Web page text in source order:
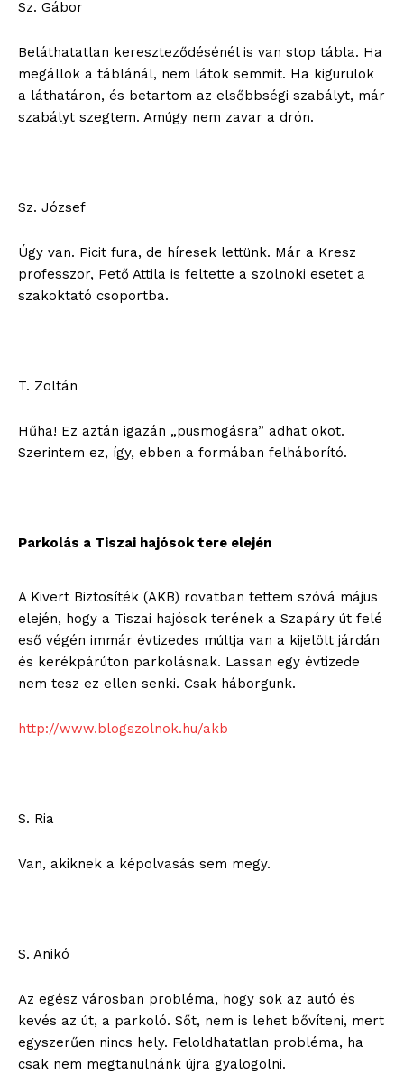
Sz. Gábor
Beláthatatlan kereszteződésénél is van stop tábla. Ha
megállok a táblánál, nem látok semmit. Ha kigurulok
a láthatáron, és betartom az elsőbbségi szabályt, már
szabályt szegtem. Amúgy nem zavar a drón.
Sz. József
Úgy van. Picit fura, de híresek lettünk. Már a Kresz
professzor, Pető Attila is feltette a szolnoki esetet a
szakoktató csoportba.
T. Zoltán
Hűha! Ez aztán igazán „pusmogásra” adhat okot.
Szerintem ez, így, ebben a formában felháborító.
Parkolás a Tiszai hajósok tere elején
A Kivert Biztosíték (AKB) rovatban tettem szóvá május
elején, hogy a Tiszai hajósok terének a Szapáry út felé
eső végén immár évtizedes múltja van a kijelölt járdán
és kerékpárúton parkolásnak. Lassan egy évtizede
nem tesz ez ellen senki. Csak háborgunk.
http://www.blogszolnok.hu/akb
S. Ria
Van, akiknek a képolvasás sem megy.
S. Anikó
Az egész városban probléma, hogy sok az autó és
kevés az út, a parkoló. Sőt, nem is lehet bővíteni, mert
egyszerűen nincs hely. Feloldhatatlan probléma, ha
csak nem megtanulnánk újra gyalogolni.